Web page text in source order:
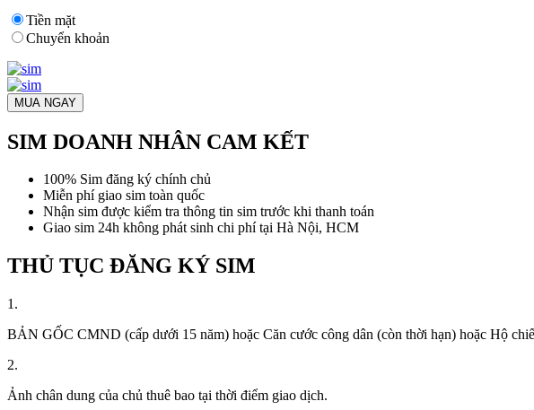
Tiền mặt
Chuyển khoản
MUA NGAY
SIM DOANH NHÂN CAM KẾT
100% Sim đăng ký chính chủ
Miễn phí giao sim toàn quốc
Nhận sim được kiểm tra thông tin sim trước khi thanh toán
Giao sim 24h không phát sinh chi phí tại Hà Nội, HCM
THỦ TỤC ĐĂNG KÝ SIM
1.
BẢN GỐC CMND (cấp dưới 15 năm) hoặc Căn cước công dân (còn thời hạn) hoặc Hộ
2.
Ảnh chân dung của chủ thuê bao tại thời điểm giao dịch.